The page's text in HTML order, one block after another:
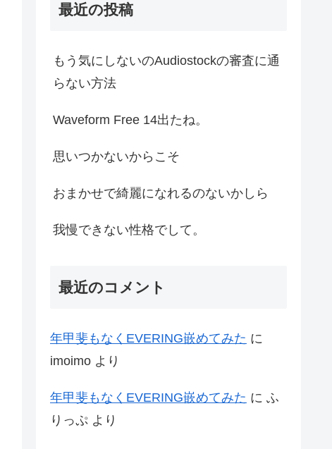
最近の投稿
もう気にしないのAudiostockの審査に通
らない方法
Waveform Free 14出たね。
思いつかないからこそ
おまかせで綺麗になれるのないかしら
我慢できない性格でして。
最近のコメント
年甲斐もなくEVERING嵌めてみた に
imoimo より
年甲斐もなくEVERING嵌めてみた に ふ
りっぷ より